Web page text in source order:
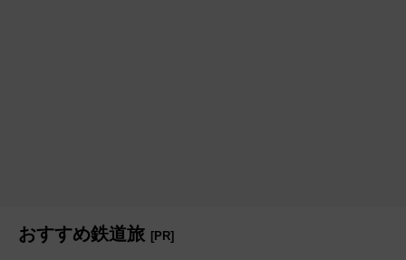
おすすめ鉄道旅 [PR]